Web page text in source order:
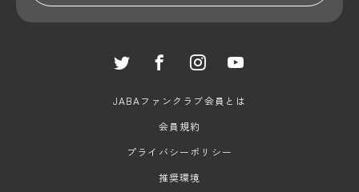
JABAファンクラブ会員とは
会員規約
プライバシーポリシー
推奨環境